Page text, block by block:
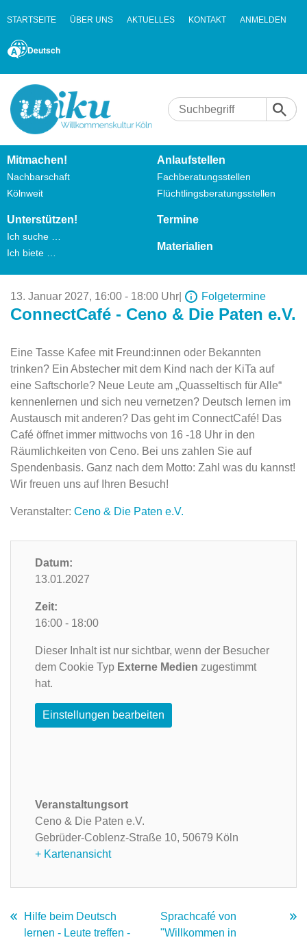
STARTSEITE ÜBER UNS AKTUELLES KONTAKT ANMELDEN
Deutsch
Mitmachen!
Nachbarschaft
Kölnweit
Anlaufstellen
Fachberatungsstellen
Flüchtlingsberatungsstellen
Unterstützen!
Ich suche …
Ich biete …
Termine
Materialien
13. Januar 2027, 16:00 - 18:00 Uhr Folgetermine
ConnectCafé - Ceno & Die Paten e.V.
Eine Tasse Kafee mit Freund:innen oder Bekannten
trinken? Ein Abstecher mit dem Kind nach der KiTa auf
eine Saftschorle? Neue Leute am „Quasseltisch für Alle“
kennenlernen und sich neu vernetzen? Deutsch lernen im
Austausch mit anderen? Das geht im ConnectCafé! Das
Café öffnet immer mittwochs von 16 -18 Uhr in den
Räumlichkeiten von Ceno. Bei uns zahlen Sie auf
Spendenbasis. Ganz nach dem Motto: Zahl was du kannst!
Wir freuen uns auf Ihren Besuch!
Veranstalter: Ceno & Die Paten e.V.
Datum:
13.01.2027
Zeit:
16:00 - 18:00
Dieser Inhalt ist nur sichtbar, wenn der Besucher
dem Cookie Typ Externe Medien zugestimmt
hat.
Einstellungen bearbeiten
Veranstaltungsort
Ceno & Die Paten e.V.
Gebrüder-Coblenz-Straße 10, 50679 Köln
+ Kartenansicht
Hilfe beim Deutsch
lernen - Leute treffen -
Sprachcafé von
"Willkommen in